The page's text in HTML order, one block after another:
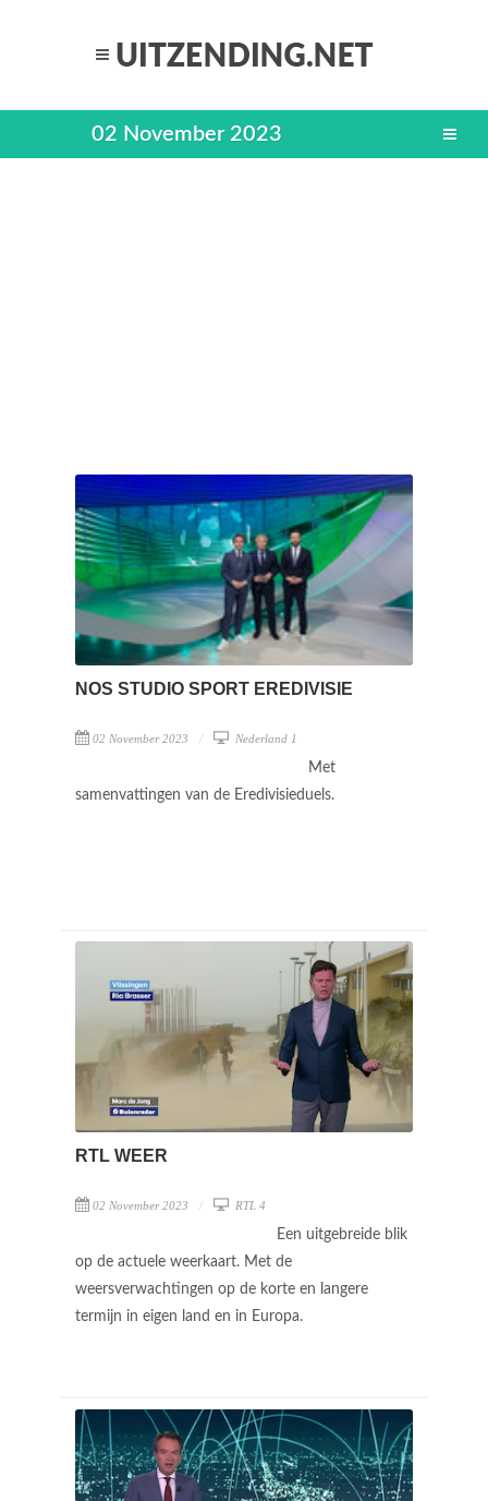
02 November 2023
NOS STUDIO SPORT EREDIVISIE
02 November 2023 Nederland 1
Met
samenvattingen van de Eredivisieduels.
RTL WEER
02 November 2023 RTL 4
Een uitgebreide blik
op de actuele weerkaart. Met de
weersverwachtingen op de korte en langere
termijn in eigen land en in Europa.